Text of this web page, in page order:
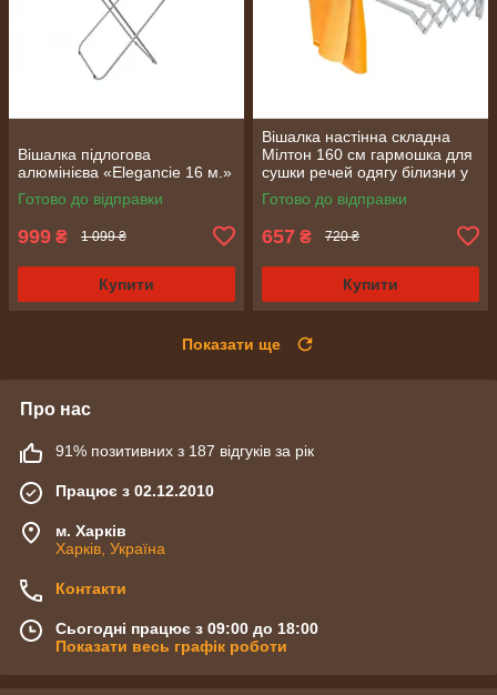
Вішалка підлогова
алюмінієва «Elegancie 16 м.»
Готово до відправки
999 ₴ 1 099 ₴
Купити
Вішалка настінна складна
Мілтон 160 см гармошка для
сушки речей одягу білизни у
ванній на балконі після
прання
Готово до відправки
657 ₴ 720 ₴
Купити
Показати ще
Про нас
91% позитивних з 187 відгуків за рік
Працює з 02.12.2010
м. Харків
Харків, Україна
Контакти
Сьогодні працює з 09:00 до 18:00
Показати весь графік роботи